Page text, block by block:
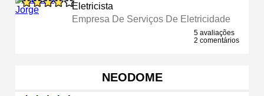
Eletricista
Empresa De Serviços De Eletricidade
5 avaliações
2 comentários
NEODOME